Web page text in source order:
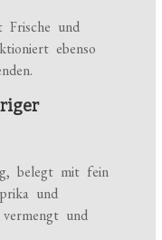
Frische und
ebenso
belegt mit fein
und
und